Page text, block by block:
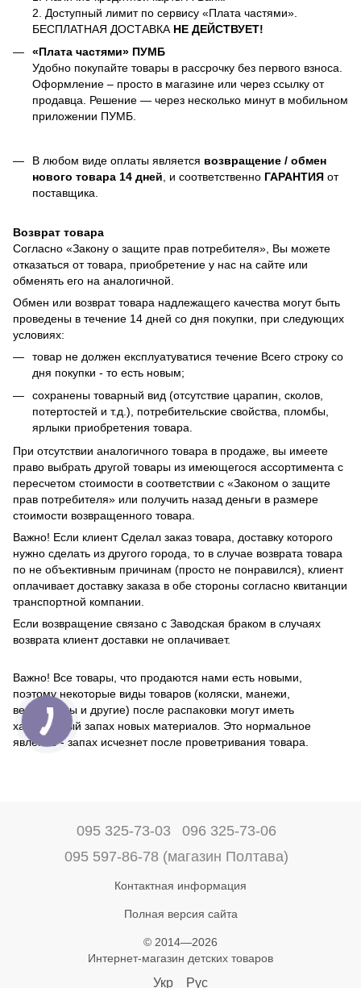
2. Доступный лимит по сервису «Плата частями».
БЕСПЛАТНАЯ ДОСТАВКА НЕ ДЕЙСТВУЕТ!
«Плата частями» ПУМБ
Удобно покупайте товары в рассрочку без первого взноса.
Оформление – просто в магазине или через ссылку от
продавца. Решение — через несколько минут в мобильном
приложении ПУМБ.
В любом виде оплаты является возвращение / обмен
нового товара 14 дней, и соответственно ГАРАНТИЯ от
поставщика.
Возврат товара
Согласно «Закону о защите прав потребителя», Вы можете
отказаться от товара, приобретение у нас на сайте или
обменять его на аналогичной.
Обмен или возврат товара надлежащего качества могут быть
проведены в течение 14 дней со дня покупки, при следующих
условиях:
товар не должен експлуатуватися течение Всего строку со
дня покупки - то есть новым;
сохранены товарный вид (отсутствие царапин, сколов,
потертостей и т.д.), потребительские свойства, пломбы,
ярлыки приобретения товара.
При отсутствии аналогичного товара в продаже, вы имеете
право выбрать другой товары из имеющегося ассортимента с
пересчетом стоимости в соответствии с «Законом о защите
прав потребителя» или получить назад деньги в размере
стоимости возвращенного товара.
Важно! Если клиент Сделал заказ товара, доставку которого
нужно сделать из другого города, то в случае возврата товара
по не объективным причинам (просто не понравился), клиент
оплачивает доставку заказа в обе стороны согласно квитанции
транспортной компании.
Если возвращение связано с Заводская браком в случаях
возврата клиент доставки не оплачивает.
Важно! Все товары, что продаются нами есть новыми,
поэтому некоторые виды товаров (коляски, манежи,
велосипеды и другие) после распаковки могут иметь
характерный запах новых материалов. Это нормальное
явление - запах исчезнет после проветривания товара.
095 325-73-03
096 325-73-06
095 597-86-78 (магазин Полтава)
Контактная информация
Полная версия сайта
© 2014—2026
Интернет-магазин детских товаров
Укр Рус